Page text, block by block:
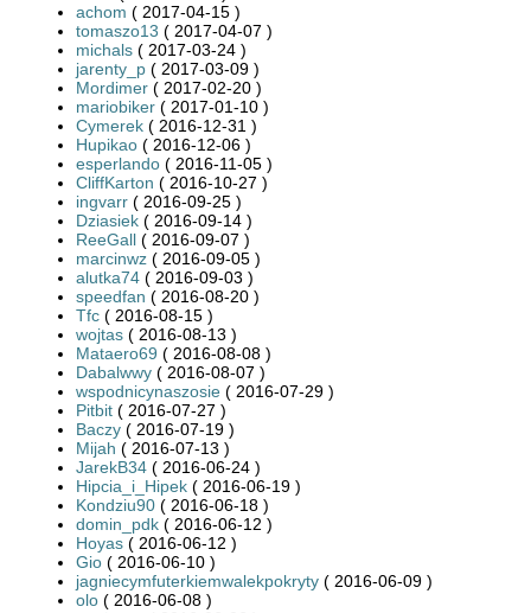
achom ( 2017-04-15 )
tomaszo13 ( 2017-04-07 )
michals ( 2017-03-24 )
jarenty_p ( 2017-03-09 )
Mordimer ( 2017-02-20 )
mariobiker ( 2017-01-10 )
Cymerek ( 2016-12-31 )
Hupikao ( 2016-12-06 )
esperlando ( 2016-11-05 )
CliffKarton ( 2016-10-27 )
ingvarr ( 2016-09-25 )
Dziasiek ( 2016-09-14 )
ReeGall ( 2016-09-07 )
marcinwz ( 2016-09-05 )
alutka74 ( 2016-09-03 )
speedfan ( 2016-08-20 )
Tfc ( 2016-08-15 )
wojtas ( 2016-08-13 )
Mataero69 ( 2016-08-08 )
Dabalwwy ( 2016-08-07 )
wspodnicynaszosie ( 2016-07-29 )
Pitbit ( 2016-07-27 )
Baczy ( 2016-07-19 )
Mijah ( 2016-07-13 )
JarekB34 ( 2016-06-24 )
Hipcia_i_Hipek ( 2016-06-19 )
Kondziu90 ( 2016-06-18 )
domin_pdk ( 2016-06-12 )
Hoyas ( 2016-06-12 )
Gio ( 2016-06-10 )
jagniecymfuterkiemwalekpokryty ( 2016-06-09 )
olo ( 2016-06-08 )